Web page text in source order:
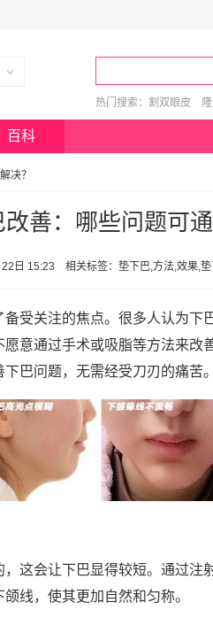
热门搜索： 割双眼皮
百科
决？
善：哪些问题可通
日 15:23 相关标签：垫下巴,方法,效果,垫
受关注的焦点。很多人认为下
意通过手术或吸脂等方法来改
巴问题，无需经受刀刃的痛苦。
这会让下巴显得较短。通过注
线，使其更加自然和匀称。